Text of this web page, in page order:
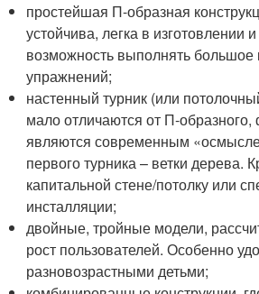
простейшая П-образная
устойчива, легка в изготовлении
возможность выполнять большое
упражнений;
настенный турник (или
мало отличаются от П-образного,
являются современным
первого турника – ветки дерева.
капитальной стене/потолку или
инсталляции;
двойные, тройные модели,
рост пользователей. Особенно
разновозрастными детьми;